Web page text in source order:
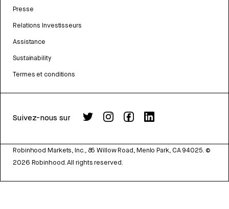
Presse
Relations Investisseurs
Assistance
Sustainability
Termes et conditions
Suivez-nous sur
Robinhood Markets, Inc., 85 Willow Road, Menlo Park, CA 94025. ©
2026 Robinhood. All rights reserved.